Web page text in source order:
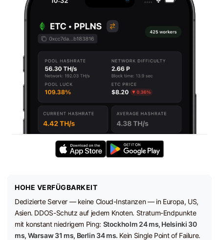
HOHE VERFÜGBARKEIT
Dedizierte Server — keine Cloud-Instanzen — in Europa, US,
Asien. DDOS-Schutz auf jedem Knoten. Stratum-Endpunkte
mit konstant niedrigem Ping: Stockholm 24 ms, Helsinki 30
ms, Warsaw 31 ms, Berlin 34 ms. Kein Single Point of Failure.